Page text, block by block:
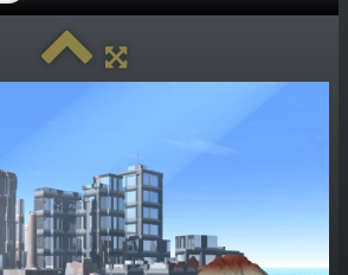
ACHATS
NEWS
CONTACT